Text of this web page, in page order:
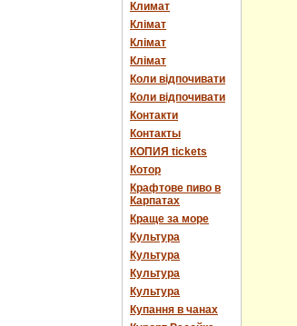
Климат
Клімат
Клімат
Клімат
Коли відпочивати
Коли відпочивати
Контакти
Контакты
КОПИЯ tickets
Котор
Крафтове пиво в
Карпатах
Краще за море
Культура
Культура
Культура
Культура
Купання в чанах